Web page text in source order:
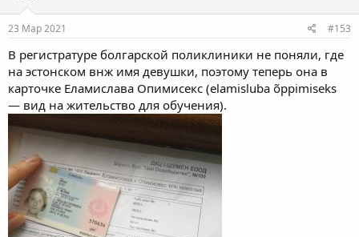
23 Мар 2021 #153
В регистратуре болгарской поликлиники не поняли, где
на эстонском внж имя девушки, поэтому теперь она в
карточке Еламислава Опимисекс (elamisluba õppimiseks
— вид на жительство для обучения).